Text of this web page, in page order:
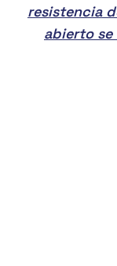
resistencia
abierto